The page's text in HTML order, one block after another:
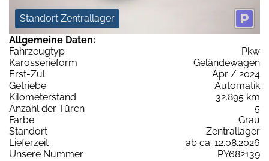
Standort Zentrallager
Allgemeine Daten:
Fahrzeugtyp
Pkw
Karosserieform
Geländewagen
Erst-Zul.
Apr / 2024
Getriebe
Automatik
Kilometerstand
32.895 km
Anzahl der Türen
5
Farbe
Grau
Standort
Zentrallager
Lieferzeit
ab ca. 12.08.2026
Unsere Nummer
PY682139